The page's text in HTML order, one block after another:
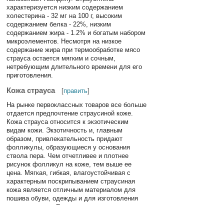
характеризуется низким содержанием
холестерина - 32 мг на 100 г, высоким
содержанием белка - 22%, низким
содержанием жира - 1.2% и богатым набором
микроэлементов. Несмотря на низкое
содержание жира при термообработке мясо
страуса остается мягким и сочным,
нетребующим длительного времени для его
приготовления.
Кожа страуса [править]
На рынке первоклассных товаров все больше
отдается предпочтение страусиной коже.
Кожа страуса относится к экзотическим
видам кожи. Экзотичность и, главным
образом, привлекательность придают
фолликулы, образующиеся у основания
ствола пера. Чем отчетливее и плотнее
рисунок фолликул на коже, тем выше ее
цена. Мягкая, гибкая, влагоустойчивая с
характерным поскрипыванием страусиная
кожа является отличным материалом для
пошива обуви, одежды и для изготовления